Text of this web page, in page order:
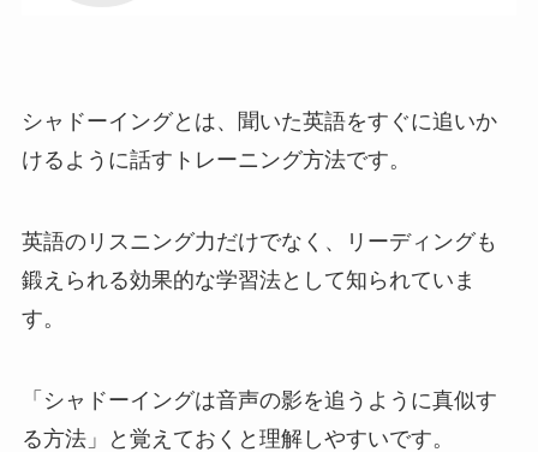
シャドーイングとは、聞いた英語をすぐに追いか
けるように話すトレーニング方法です。
英語のリスニング力だけでなく、リーディングも
鍛えられる効果的な学習法として知られていま
す。
「シャドーイングは音声の影を追うように真似す
る方法」と覚えておくと理解しやすいです。